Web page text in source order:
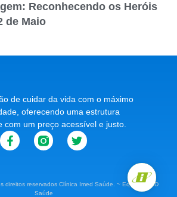
Reconhecendo os Heróis
de Maio
de cuidar da vida com o máximo
oferecendo uma estrutura
com um preço acessível e justo.
direitos reservados Clínica Imed Saúde. ~ Equipe IMED
Saúde